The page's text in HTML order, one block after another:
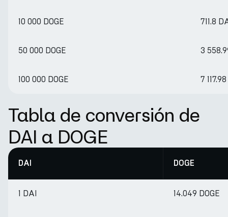
10 000 DOGE 711.8
50 000 DOGE 3
100 000 DOGE 7
Tabla de conversión de
DAI a DOGE
DAI DOGE
1 DAI 14.049 DOGE